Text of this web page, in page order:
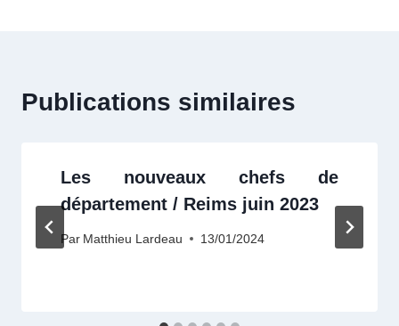
Publications similaires
Les nouveaux chefs de
département / Reims juin 2023
Par Matthieu Lardeau 13/01/2024